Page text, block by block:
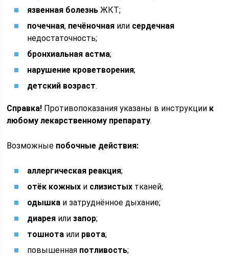
язвенная болезнь ЖКТ;
почечная, печёночная или сердечная
недостаточность;
бронхиальная астма;
нарушение кроветворения;
детский возраст.
Справка! Противопоказания указаны в инструкции к
любому лекарственному препарату.
Возможные побочные действия:
аллергическая реакция;
отёк кожных и слизистых тканей;
одышка и затруднённое дыхание;
диарея илизапор;
тошнота или рвота;
повышенная потливость;